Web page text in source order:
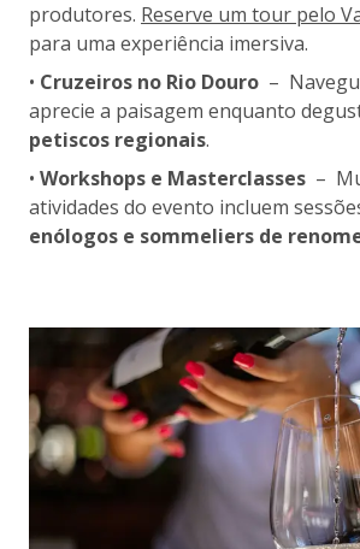
produtores. Reserve um tour pelo
para uma experiência imersiva.
• Cruzeiros no Rio Douro –
aprecie a paisagem enquanto
petiscos regionais.
• Workshops e Masterclasses –
atividades do evento incluem
enólogos e sommeliers de